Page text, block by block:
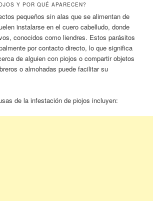
Y POR QUÉ APARECEN?
pequeños sin alas que se alimentan de
instalarse en el cuero cabelludo, donde
conocidos como liendres. Estos parásitos
por contacto directo, lo que significa
de alguien con piojos o compartir objetos
o almohadas puede facilitar su
de la infestación de piojos incluyen: